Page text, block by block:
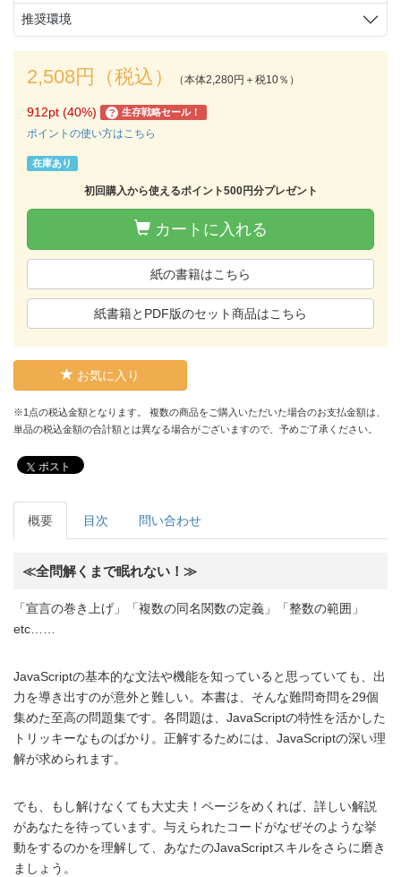
推奨環境
2,508円（税込） （本体2,280円＋税10％）
912pt (40%) ? 生存戦略セール！
ポイントの使い方はこちら
在庫あり
初回購入から使えるポイント500円分プレゼント
カートに入れる
紙の書籍はこちら
紙書籍とPDF版のセット商品はこちら
お気に入り
※1点の税込金額となります。 複数の商品をご購入いただいた場合のお支払金額は、
単品の税込金額の合計額とは異なる場合がございますので、予めご了承ください。
ポスト
概要 目次 問い合わせ
≪全問解くまで眠れない！≫
「宣言の巻き上げ」「複数の同名関数の定義」「整数の範囲」
etc……
JavaScriptの基本的な文法や機能を知っていると思っていても、出
力を導き出すのが意外と難しい。本書は、そんな難問奇問を29個
集めた至高の問題集です。各問題は、JavaScriptの特性を活かした
トリッキーなものばかり。正解するためには、JavaScriptの深い理
解が求められます。
でも、もし解けなくても大丈夫！ページをめくれば、詳しい解説
があなたを待っています。与えられたコードがなぜそのような挙
動をするのかを理解して、あなたのJavaScriptスキルをさらに磨き
ましょう。